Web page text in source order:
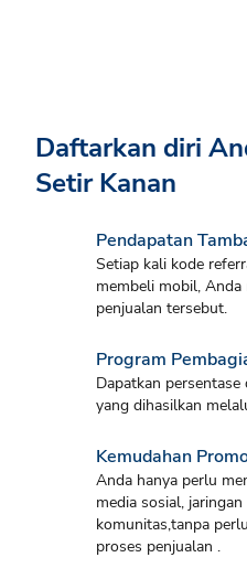
Daftarkan diri
Setir Kanan
Pendapatan
Setiap kali kode
membeli mobil,
penjualan tersebut.
Program
Dapatkan
yang dihasilkan
Kemudahan
Anda hanya perlu
media sosial,
komunitas,tanpa
proses penjualan .